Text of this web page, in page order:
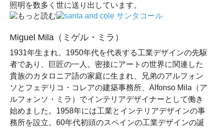
照明を数多く世に送り出しています。
Miguel Mila（ミゲル・ミラ）
1931年生まれ。 1950年代を代表する工業デザインの先駆
者であり、巨匠の一人。密接にアートの世界に関連した
貴族のカタロニア語の家庭に生まれ、兄弟のアルフォン
ソとフェデリコ・コレアの建築事務所、Alfonso Mila（ア
ルフォンソ・ミラ）でインテリアデザイナーとして働き
始めました。1958年には工業とインテリアデザインの事
務所を設立。60年代初頭のスペインの工業デザインの誕